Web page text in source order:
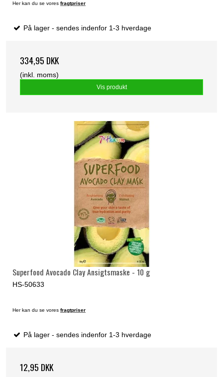
Her kan du se vores fragtpriser
På lager - sendes indenfor 1-3 hverdage
334,95 DKK
(inkl. moms)
Vis produkt
Superfood Avocado Clay Ansigtsmaske - 10 g
HS-50633
Her kan du se vores fragtpriser
På lager - sendes indenfor 1-3 hverdage
12,95 DKK